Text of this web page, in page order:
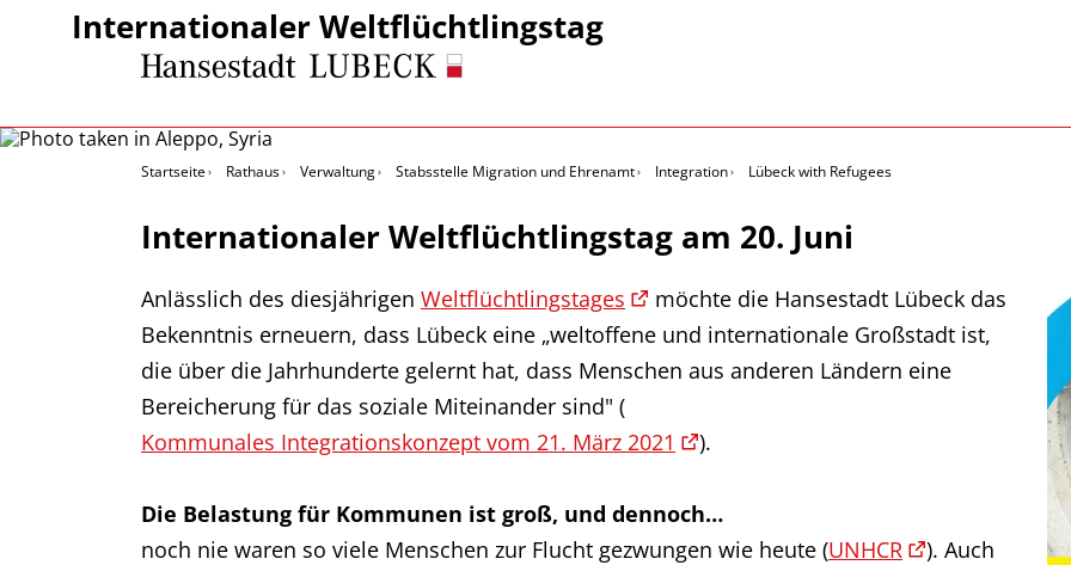
Internationaler Weltflüchtlingstag
Startseite Rathaus Verwaltung Stabsstelle Migration und Ehrenamt Integration Lübeck with Refugees
Internationaler Weltflüchtlingstag am 20. Juni
Anlässlich des diesjährigen Weltflüchtlingstages
möchte die Hansestadt Lübeck das
Bekenntnis erneuern, dass Lübeck eine „weltoffene und internationale Großstadt ist,
die über die Jahrhunderte gelernt hat, dass Menschen aus anderen Ländern eine
Bereicherung für das soziale Miteinander sind" (
Kommunales Integrationskonzept vom 21. März 2021
).
Die Belastung für Kommunen ist groß, und dennoch…
noch nie waren so viele Menschen zur Flucht gezwungen wie heute (UNHCR
). Auch